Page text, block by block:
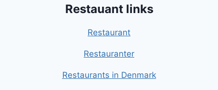
Restauant links
Restaurant
Restauranter
Restaurants in Denmark